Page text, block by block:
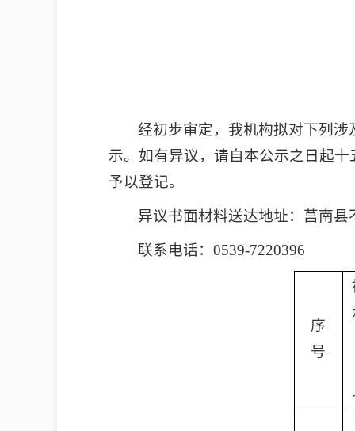
经初步审定，我机构拟对下列
示。如有异议，请自本公示之日起
予以登记。
异议书面材料送达地址：莒南
联系电话：0539-7220396
序
号